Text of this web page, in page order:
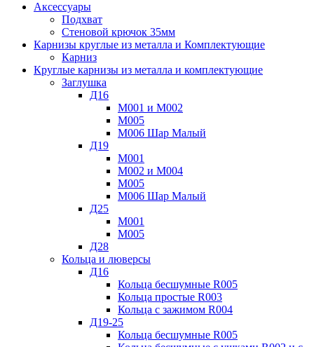
Аксессуары
Подхват
Стеновой крючок 35мм
Карнизы круглые из металла и Комплектующие
Карниз
Круглые карнизы из металла и комплектующие
Заглушка
Д16
М001 и М002
М005
М006 Шар Малый
Д19
М001
М002 и М004
М005
М006 Шар Малый
Д25
М001
М005
Д28
Кольца и люверсы
Д16
Кольца бесшумные R005
Кольца простые R003
Кольца с зажимом R004
Д19-25
Кольца бесшумные R005